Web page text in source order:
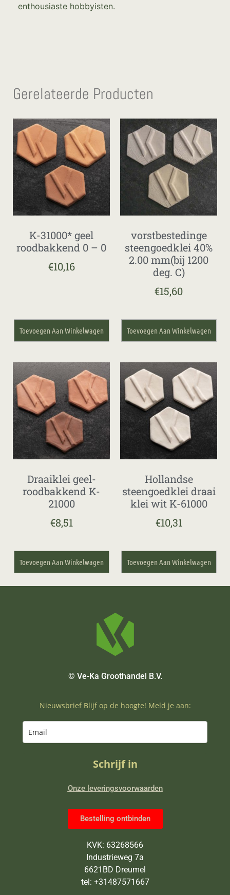
enthousiaste hobbyisten.
Gerelateerde Producten
K-31000* geel
roodbakkend 0 – 0
€10,16
Toevoegen Aan Winkelwagen
vorstbestedinge
steengoedklei 40%
2.00 mm(bij 1200
deg. C)
€15,60
Toevoegen Aan Winkelwagen
Draaiklei geel-
roodbakkend K-
21000
€8,51
Toevoegen Aan Winkelwagen
Hollandse
steengoedklei draai
klei wit K-61000
€10,31
Toevoegen Aan Winkelwagen
© Ve-Ka Groothandel B.V.
Nieuwsbrief Blijf op de hoogte! Meld je aan:
Schrijf in
Onze leveringsvoorwaarden
Bestelling ontbinden
KVK: 63268566
Industrieweg 7a
6621BD Dreumel
tel: +31487571667